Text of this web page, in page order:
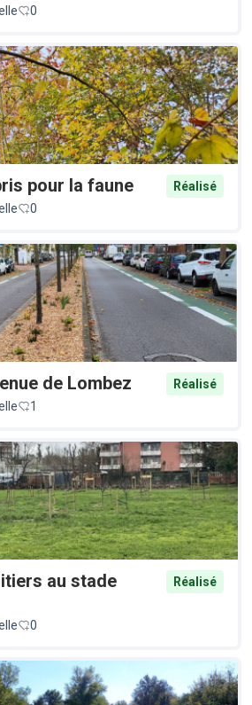
0
pour la faune
Réalisé
0
de Lombez
Réalisé
1
au stade
Réalisé
0